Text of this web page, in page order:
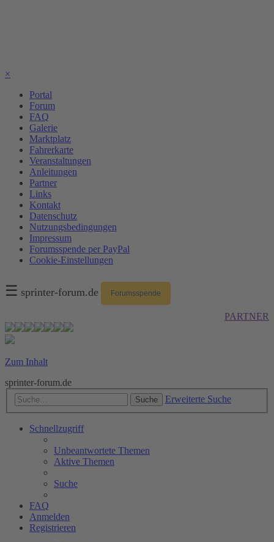
×
Portal
Forum
FAQ
Galerie
Marktplatz
Fahrerkarte
Veranstaltungen
Anleitungen
Partner
Links
Kontakt
Datenschutz
Nutzungsbedingungen
Impressum
Forumsspende per PayPal
Cookie-Einstellungen
☰ sprinter-forum.de Forumsspende
PARTNER
Zum Inhalt
sprinter-forum.de
Suche Erweiterte Suche
Schnellzugriff
Unbeantwortete Themen
Aktive Themen
Suche
FAQ
Anmelden
Registrieren